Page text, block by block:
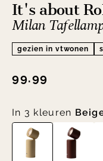
It's about
Milan
gezien in vtwonen
99.99
In 3 kleuren